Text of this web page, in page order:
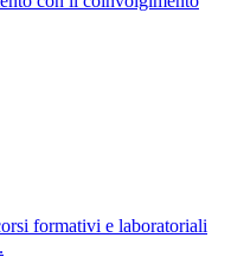
formativi e laboratoriali